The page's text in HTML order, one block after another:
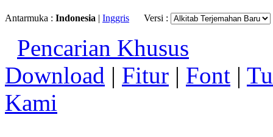
Antarmuka : Indonesia | Inggris Versi :
Pencarian Khusus
Download | Fitur | Font |
Kami